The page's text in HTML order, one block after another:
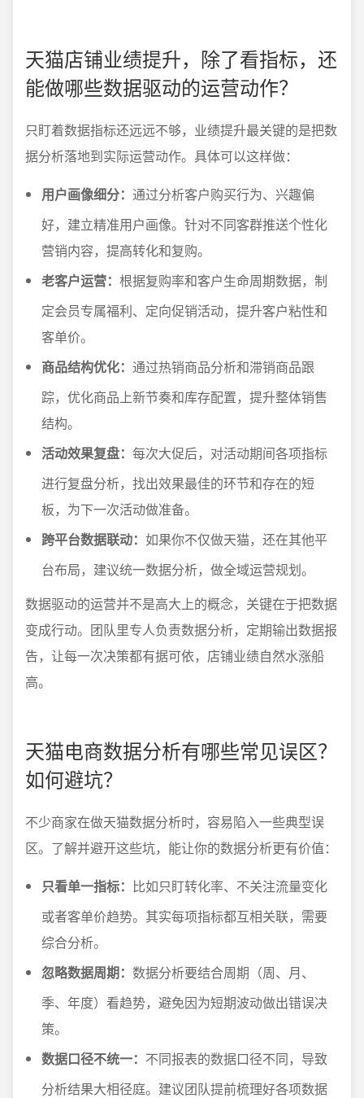
天猫店铺业绩提升，除了看指标，还
能做哪些数据驱动的运营动作？
只盯着数据指标还远远不够，业绩提升最关键的是把数
据分析落地到实际运营动作。具体可以这样做：
用户画像细分： 通过分析客户购买行为、兴趣偏
好，建立精准用户画像。针对不同客群推送个性化
营销内容，提高转化和复购。
老客户运营： 根据复购率和客户生命周期数据，制
定会员专属福利、定向促销活动，提升客户粘性和
客单价。
商品结构优化： 通过热销商品分析和滞销商品跟
踪，优化商品上新节奏和库存配置，提升整体销售
结构。
活动效果复盘： 每次大促后，对活动期间各项指标
进行复盘分析，找出效果最佳的环节和存在的短
板，为下一次活动做准备。
跨平台数据联动： 如果你不仅做天猫，还在其他平
台布局，建议统一数据分析，做全域运营规划。
数据驱动的运营并不是高大上的概念，关键在于把数据
变成行动。团队里专人负责数据分析，定期输出数据报
告，让每一次决策都有据可依，店铺业绩自然水涨船
高。
天猫电商数据分析有哪些常见误区？
如何避坑？
不少商家在做天猫数据分析时，容易陷入一些典型误
区。了解并避开这些坑，能让你的数据分析更有价值：
只看单一指标： 比如只盯转化率、不关注流量变化
或者客单价趋势。其实每项指标都互相关联，需要
综合分析。
忽略数据周期： 数据分析要结合周期（周、月、
季、年度）看趋势，避免因为短期波动做出错误决
策。
数据口径不统一： 不同报表的数据口径不同，导致
分析结果大相径庭。建议团队提前梳理好各项数据